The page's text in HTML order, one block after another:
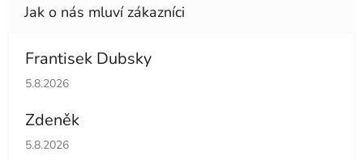
Frantisek Dubsky
Hodnocení obchodu je 5 z 5 hvězdiček.
5.8.2026
Zdeněk
Hodnocení obchodu je 4 z 5 hvězdiček.
5.8.2026